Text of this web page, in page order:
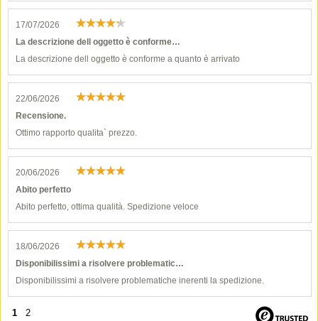
17/07/2026
La descrizione dell oggetto è conforme…
La descrizione dell oggetto è conforme a quanto è arrivato
22/06/2026
Recensione.
Ottimo rapporto qualita` prezzo.
20/06/2026
Abito perfetto
Abito perfetto, ottima qualità. Spedizione veloce
18/06/2026
Disponibilissimi a risolvere problematic…
Disponibilissimi a risolvere problematiche inerenti la spedizione.
1 2